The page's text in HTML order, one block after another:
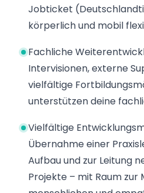
Jobticket
körperlich und mobil
Fachliche
Intervisionen, externe
vielfältige
unterstützen deine
Vielfältige
Übernahme einer
Aufbau und zur Leitung
Projekte – mit Raum